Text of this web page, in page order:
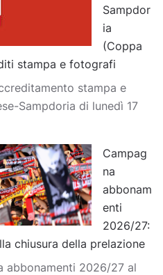
Sampdor
ia
(Coppa
stampa e fotografi
stampa e
Sampdoria di lunedì 17
Campag
na
abbonam
enti
2026/27:
chiusura della prelazione
abbonamenti 2026/27 al